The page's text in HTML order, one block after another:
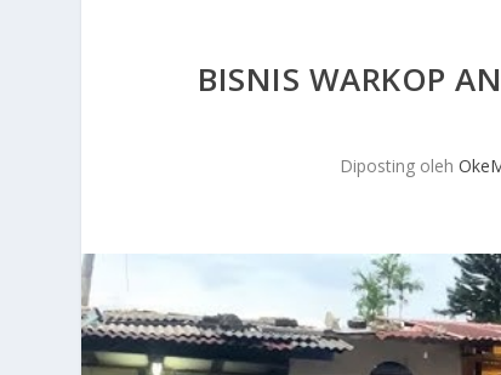
BISNIS WARKOP
Diposting oleh